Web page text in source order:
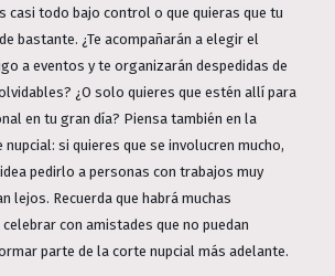
casi todo bajo control o que quieras que tu
bastante. ¿Te acompañarán a elegir el
a eventos y te organizarán despedidas de
¿O solo quieres que estén allí para
en tu gran día? Piensa también en la
si quieres que se involucren mucho,
pedirlo a personas con trabajos muy
lejos. Recuerda que habrá muchas
con amistades que no puedan
parte de la corte nupcial más adelante.